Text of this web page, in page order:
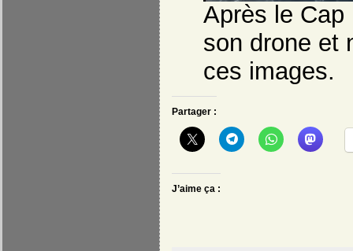
Après le Cap
son drone et
ces images.
Partager :
J’aime ça :